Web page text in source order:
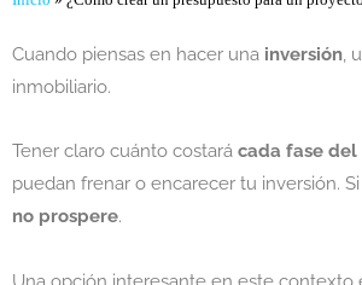
Cuando piensas en hacer una inversión,
inmobiliario.
Tener claro cuánto costará cada fase
puedan frenar o encarecer tu inversión.
no prospere.